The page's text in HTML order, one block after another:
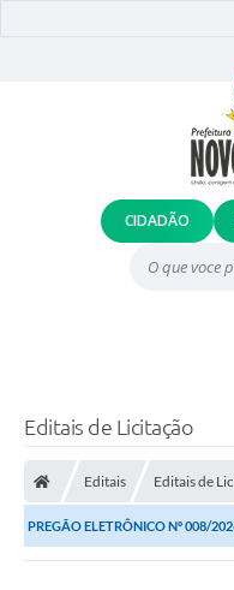
O que voce
CIDADÃO
Editais de Licitação
Editais Editais de
PREGÃO ELETRÔNICO Nº 008/